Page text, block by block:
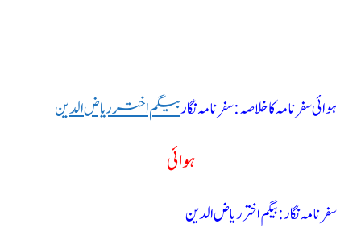
ہوائی سفرنامہ کا خلاصہ: سفر نامہ نگاربیگم اختر ریاض الدین
ہوائی
سفر نامہ نگار : بیگم اختر ریاض الدین